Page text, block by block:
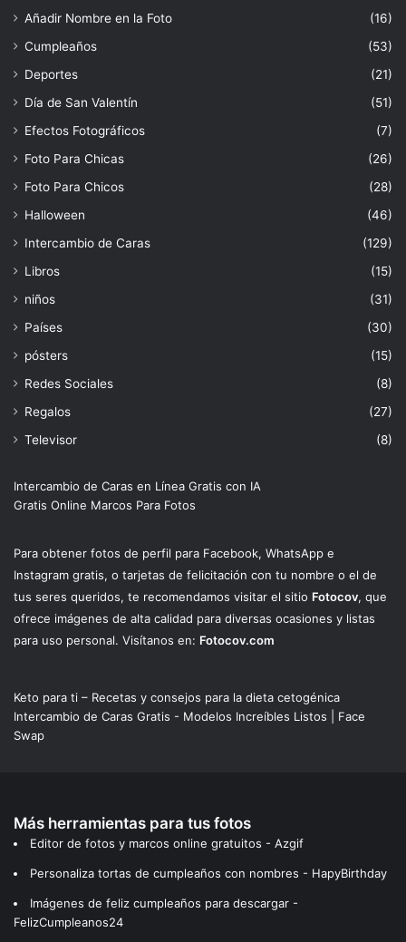
Añadir Nombre en la Foto
(16)
Cumpleaños
(53)
Deportes
(21)
Día de San Valentín
(51)
Efectos Fotográficos
(7)
Foto Para Chicas
(26)
Foto Para Chicos
(28)
Halloween
(46)
Intercambio de Caras
(129)
Libros
(15)
niños
(31)
Países
(30)
pósters
(15)
Redes Sociales
(8)
Regalos
(27)
Televisor
(8)
Intercambio de Caras en Línea Gratis con IA
Gratis Online Marcos Para Fotos
Para obtener fotos de perfil para Facebook, WhatsApp e
Instagram gratis, o tarjetas de felicitación con tu nombre o el de
tus seres queridos, te recomendamos visitar el sitio Fotocov, que
ofrece imágenes de alta calidad para diversas ocasiones y listas
para uso personal. Visítanos en: Fotocov.com
Keto para ti – Recetas y consejos para la dieta cetogénica
Intercambio de Caras Gratis - Modelos Increíbles Listos | Face
Swap
Más herramientas para tus fotos
Editor de fotos y marcos online gratuitos - Azgif
Personaliza tortas de cumpleaños con nombres - HapyBirthday
Imágenes de feliz cumpleaños para descargar -
FelizCumpleanos24